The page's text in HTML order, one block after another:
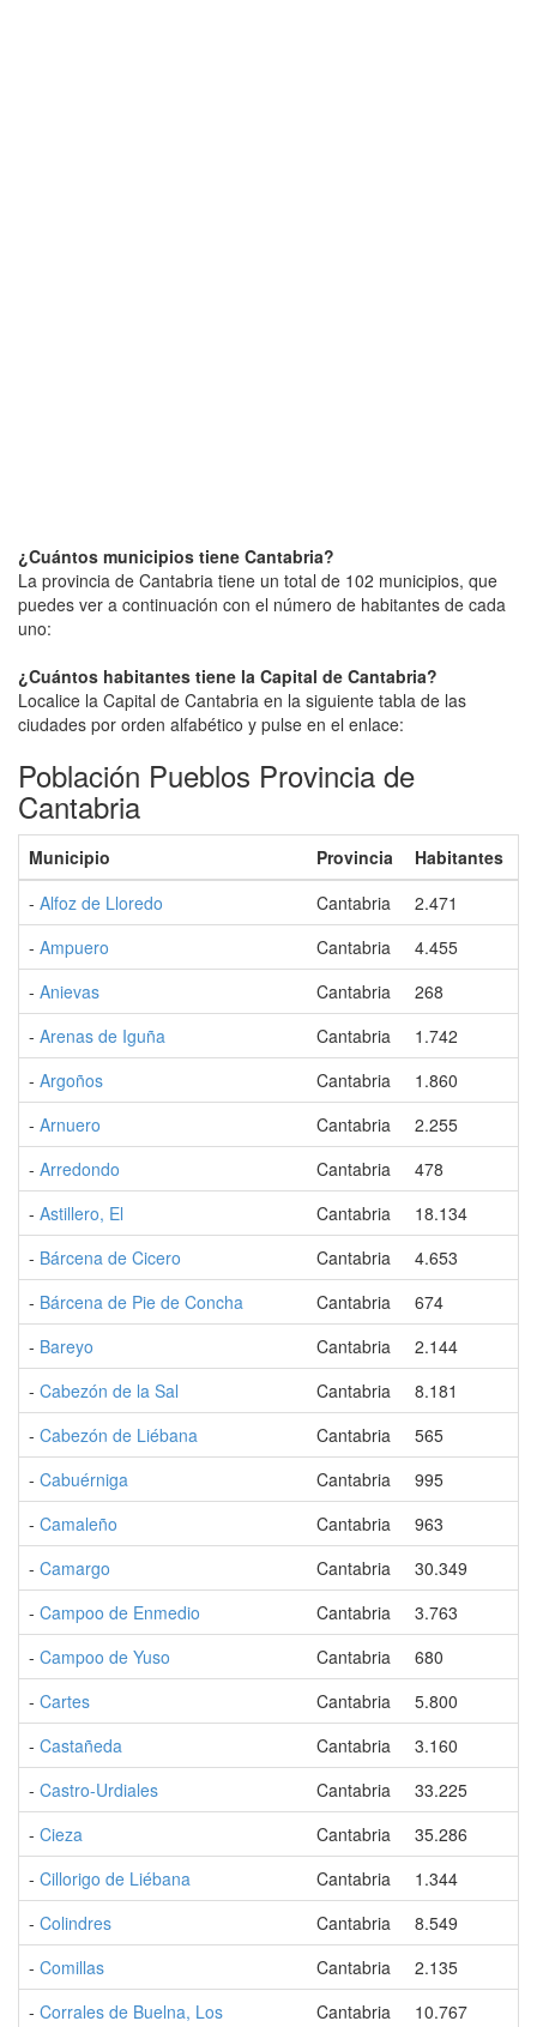
¿Cuántos municipios tiene Cantabria?
La provincia de Cantabria tiene un total de 102 municipios, que
puedes ver a continuación con el número de habitantes de cada
uno:
¿Cuántos habitantes tiene la Capital de Cantabria?
Localice la Capital de Cantabria en la siguiente tabla de las
ciudades por orden alfabético y pulse en el enlace:
Población Pueblos Provincia de
Cantabria
Municipio Provincia
Habitantes
- Alfoz de Lloredo Cantabria
2.471
- Ampuero Cantabria
4.455
- Anievas Cantabria
268
- Arenas de Iguña Cantabria
1.742
- Argoños Cantabria
1.860
- Arnuero Cantabria
2.255
- Arredondo Cantabria
478
- Astillero, El Cantabria
18.134
- Bárcena de Cicero Cantabria
4.653
- Bárcena de Pie de Concha Cantabria
674
- Bareyo Cantabria
2.144
- Cabezón de la Sal Cantabria
8.181
- Cabezón de Liébana Cantabria
565
- Cabuérniga Cantabria
995
- Camaleño Cantabria
963
- Camargo Cantabria
30.349
- Campoo de Enmedio Cantabria
3.763
- Campoo de Yuso Cantabria
680
- Cartes Cantabria
5.800
- Castañeda Cantabria
3.160
- Castro-Urdiales Cantabria
33.225
- Cieza Cantabria
35.286
- Cillorigo de Liébana Cantabria
1.344
- Colindres Cantabria
8.549
- Comillas Cantabria
2.135
- Corrales de Buelna, Los Cantabria 10.767